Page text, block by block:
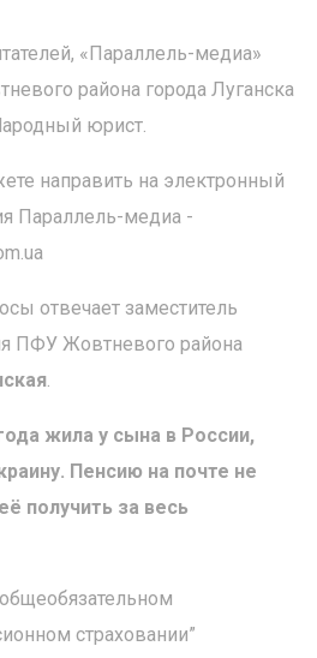
«Параллель-медиа»
района города Луганска
юрист.
направить на электронный
Параллель-медиа -
отвечает заместитель
ПФУ Жовтневого района
.
жила у сына в России,
Пенсию на почте не
получить за весь
страховании”